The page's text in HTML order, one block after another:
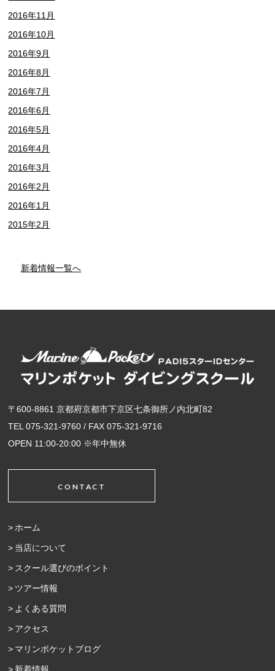
2016年11月
2016年10月
2016年9月
2016年8月
2016年7月
2016年6月
2016年5月
2016年4月
2016年3月
2016年2月
2016年1月
2015年2月
新着情報一覧へ
〒600-8861 京都府京都市下京区七条御所ノ内北町82
TEL 075-321-9760 / FAX 075-321-9716
OPEN 11:00-20:00 ※年中無休
CONTACT
ホーム
当店について
スクール選びのポイント
ツアー情報
よくある質問
アクセス
マリンポケットブログ
新着情報